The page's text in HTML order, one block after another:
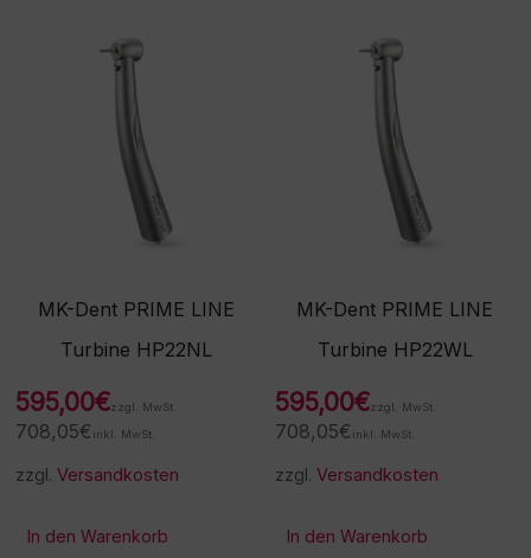
MK-Dent PRIME LINE
Turbine HP22NL
595,00€zzgl. MwSt.
708,05€ inkl. MwSt.
zzgl.Versandkosten
In den Warenkorb
MK-Dent PRIME LINE
Turbine HP22WL
595,00€zzgl. MwSt.
708,05€ inkl. MwSt.
zzgl.Versandkosten
In den Warenkorb